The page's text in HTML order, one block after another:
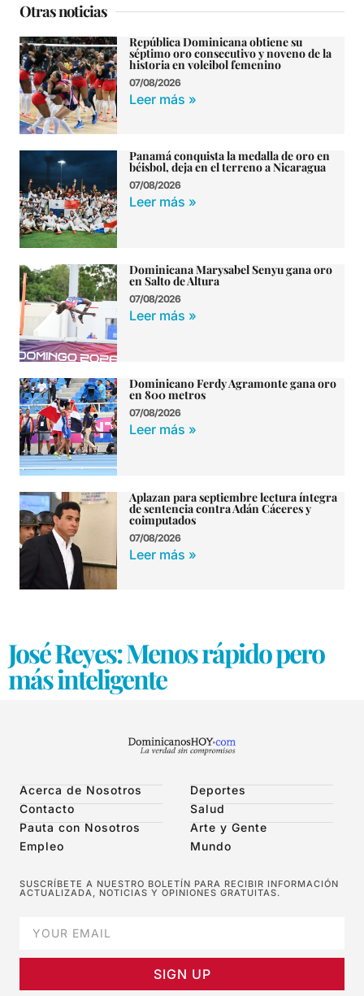
Otras noticias
República Dominicana obtiene su
séptimo oro consecutivo y noveno de la
historia en voleibol femenino
07/08/2026
Leer más »
Panamá conquista la medalla de oro en
béisbol, deja en el terreno a Nicaragua
07/08/2026
Leer más »
Dominicana Marysabel Senyu gana oro
en Salto de Altura
07/08/2026
Leer más »
Dominicano Ferdy Agramonte gana oro
en 800 metros
07/08/2026
Leer más »
Aplazan para septiembre lectura íntegra
de sentencia contra Adán Cáceres y
coimputados
07/08/2026
Leer más »
José Reyes: Menos rápido pero
más inteligente
Acerca de Nosotros
Contacto
Pauta con Nosotros
Empleo
Deportes
Salud
Arte y Gente
Mundo
SUSCRÍBETE A NUESTRO BOLETÍN PARA RECIBIR INFORMACIÓN
ACTUALIZADA, NOTICIAS Y OPINIONES GRATUITAS.
SIGN UP